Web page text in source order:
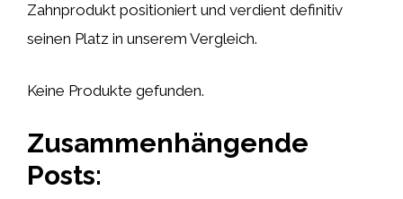
Zahnprodukt positioniert und verdient definitiv
seinen Platz in unserem Vergleich.
Keine Produkte gefunden.
Zusammenhängende
Posts: